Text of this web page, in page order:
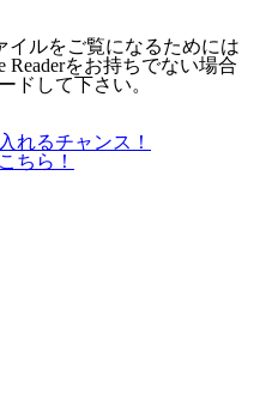
イルをご覧になるためには
Readerをお持ちでない場合
ドして下さい。
れるチャンス！
ちら！